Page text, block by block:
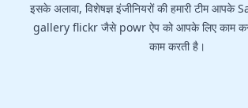
इसके अलावा, विशेषज्ञ इंजीनियरों की हमारी टीम
gallery flickr जैसे powr ऐप को आपके लिए काम
काम करती है।